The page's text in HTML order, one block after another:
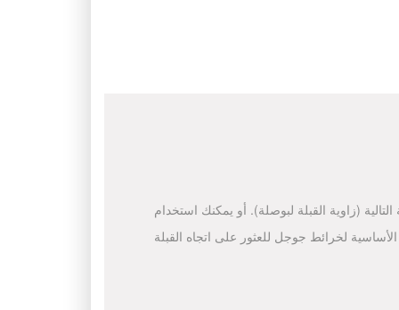
(زاوية القبلة لبوصلة). أو يمكنك استخدام